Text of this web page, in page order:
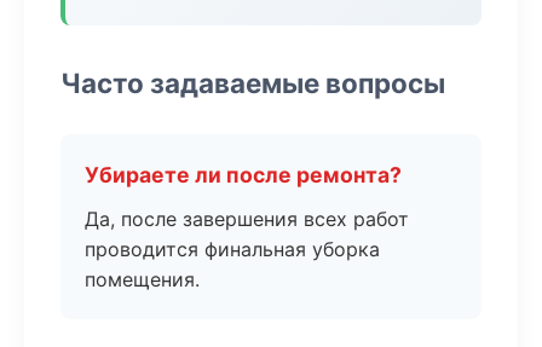
Часто задаваемые вопросы
Убираете ли после ремонта?
Да, после завершения всех работ
проводится финальная уборка
помещения.